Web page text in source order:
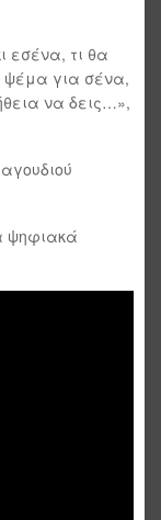
εσένα, τι θα
ψέμα για σένα,
να δεις…»,
ψηφιακά